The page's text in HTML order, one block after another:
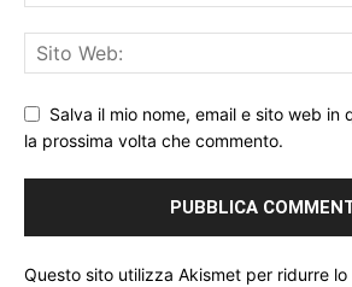
Salva il mio nome, email e sito web in
la prossima volta che commento.
Questo sito utilizza Akismet per ridurre lo